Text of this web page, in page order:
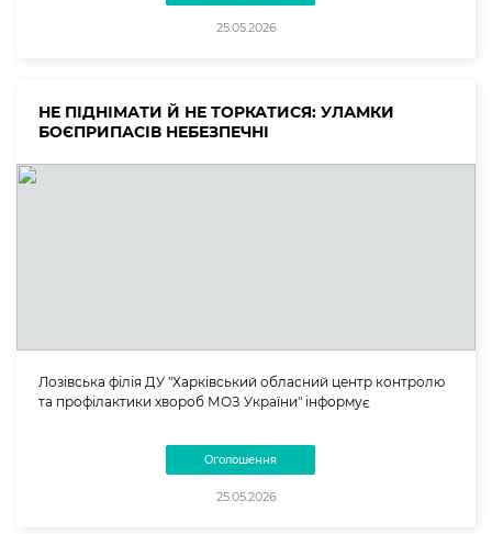
25.05.2026
НЕ ПІДНІМАТИ Й НЕ ТОРКАТИСЯ: УЛАМКИ
БОЄПРИПАСІВ НЕБЕЗПЕЧНІ
Лозівська філія ДУ "Харківський обласний центр контролю
та профілактики хвороб МОЗ України" інформує
Оголошення
25.05.2026